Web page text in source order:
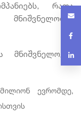
რათა
მნიშვნელობის
მნიშვნელოვან
ევრომდე,